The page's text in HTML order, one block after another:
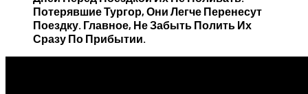
Потерявшие Тургор, Они Легче Перенесут
Поездку. Главное, Не Забыть Полить Их
Сразу По Прибытии.